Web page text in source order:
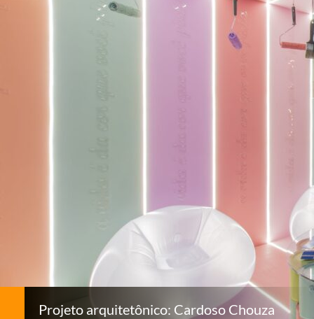
Projeto arquitetônico: Cardoso Chouza